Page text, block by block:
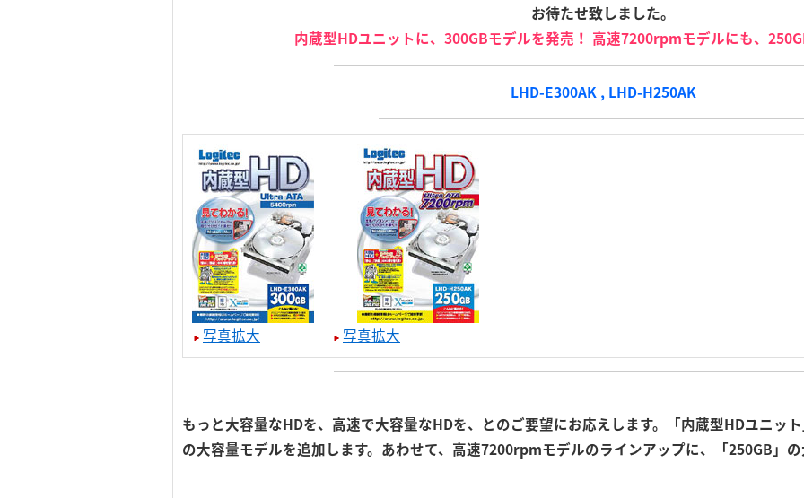
お待たせ致しました。
内蔵型HDユニットに、300GBモデルを発売！ 高速7200rpmモデルにも、
LHD-E300AK , LHD-H250AK
写真拡大 写真拡大
もっと大容量なHDを、高速で大容量なHDを、とのご要望にお応えします。「内蔵型HDユニッ
の大容量モデルを追加します。あわせて、高速7200rpmモデルのラインアップに、「250GB」の